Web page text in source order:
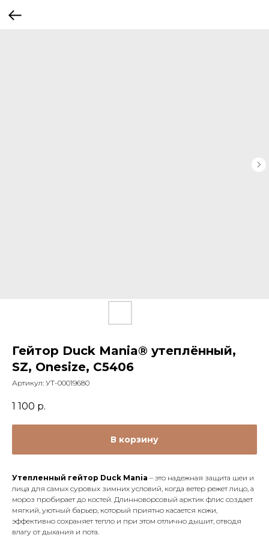
Гейтор Duck Mania® утеплённый,
SZ, Onesize, С5406
Артикул: УТ-00019680
1 100 р.
В корзину
Утепленный гейтор Duck Mania – это надежная защита шеи и
лица для самых суровых зимних условий, когда ветер режет лицо, а
мороз пробирает до костей. Длинноворсовый арктик флис создает
мягкий, уютный барьер, который приятно касается кожи,
эффективно сохраняет тепло и при этом отлично дышит, отводя
влагу от дыхания и пота.​